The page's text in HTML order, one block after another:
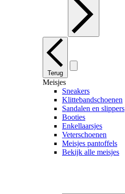
Terug
Meisjes
Sneakers
Klittebandschoenen
Sandalen en slippers
Booties
Enkellaarsjes
Veterschoenen
Meisjes pantoffels
Bekijk alle meisjes